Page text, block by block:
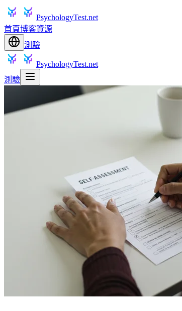
PsychologyTest.net
首頁博客資源
測驗
PsychologyTest.net
測驗